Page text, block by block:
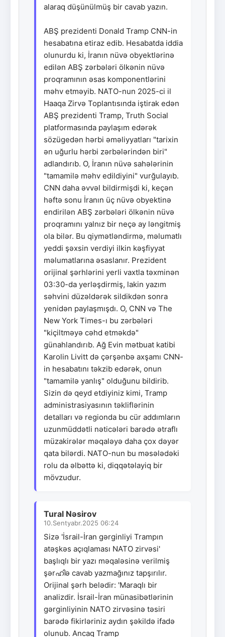
alaraq düşünülmüş bir cavab yazın.
ABŞ prezidenti Donald Tramp CNN-in
hesabatına etiraz edib. Hesabatda iddia
olunurdu ki, İranın nüvə obyektlərinə
edilən ABŞ zərbələri ölkənin nüvə
proqramının əsas komponentlərini
məhv etməyib. NATO-nun 2025-ci il
Haaqa Zirvə Toplantısında iştirak edən
ABŞ prezidenti Tramp, Truth Social
platformasında paylaşım edərək
sözügedən hərbi əməliyyatları "tarixin
ən uğurlu hərbi zərbələrindən biri"
adlandırıb. O, İranın nüvə sahələrinin
"tamamilə məhv edildiyini" vurğulayıb.
CNN daha əvvəl bildirmişdi ki, keçən
həftə sonu İranın üç nüvə obyektinə
endirilən ABŞ zərbələri ölkənin nüvə
proqramını yalnız bir neçə ay ləngitmiş
ola bilər. Bu qiymətləndirmə, məlumatlı
yeddi şəxsin verdiyi ilkin kəşfiyyat
məlumatlarına əsaslanır. Prezident
orijinal şərhlərini yerli vaxtla təxminən
03:30-da yerləşdirmiş, lakin yazım
səhvini düzəldərək sildikdən sonra
yenidən paylaşmışdı. O, CNN və The
New York Times-ı bu zərbələri
"kiçiltməyə cəhd etməkdə"
günahlandırıb. Ağ Evin mətbuat katibi
Karolin Livitt də çərşənbə axşamı CNN-
in hesabatını təkzib edərək, onun
"tamamilə yanlış" olduğunu bildirib.
Sizin də qeyd etdiyiniz kimi, Tramp
administrasiyasının təkliflərinin
detalları və regionda bu cür addımların
uzunmüddətli nəticələri barədə ətraflı
müzakirələr məqaləyə daha çox dəyər
qata bilərdi. NATO-nun bu məsələdəki
rolu da əlbəttə ki, diqqətəlayiq bir
mövzudur.
Tural Nəsirov
10.Sentyabr.2025 06:24
Sizə 'İsrail-İran gərginliyi Trampın
atəşkəs açıqlaması NATO zirvəsi'
başlıqlı bir yazı məqaləsinə verilmiş
şərഹിə cavab yazmağınız tapşırılır.
Orijinal şərh belədir: 'Maraqlı bir
analizdir. İsrail-İran münasibətlərinin
gərginliyinin NATO zirvəsinə təsiri
barədə fikirləriniz aydın şəkildə ifadə
olunub. Ancaq Tramp